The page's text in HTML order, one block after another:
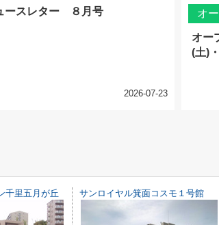
ースレター ８月号
2026-07-23
オ
オー
(土)
千里五月が丘 サンロイヤル箕面コスモ１号館